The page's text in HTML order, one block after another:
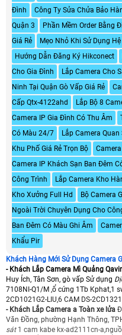
Đình
Công Ty Sửa Chửa Bảo
Quận 3
Phần Mềm Order Bằng
Giá Rẻ
Mẹo Nhỏ Khi Sử Dụng
Hướng Dẫn Đăng Ký Hikconect
Cho Gia Đình
Lắp Camera Cho
Ninh Tại Quận Gò Vấp Giá Rẻ
Cấp Qtx-4122ahd
Lắp Bộ 8
Camera IP Gia Đình Có Thu Âm
Có Màu 24/7
Lắp Camera
Khu Phố Giá Rẻ Trọn Bộ
Camera IP Khách Sạn Ban Đêm
Công Trình
Lắp Camera Kho
Kho Xưởng Full Hd
Bộ Camera
Ngoài Trời Chuyên Dụng Cho
Ban Đêm Có Màu Ghi Âm
Khẩu Pir
Khách Hàng Mới Sử Dụng Camera
- Khách Lắp Camera Mì Quảng
Huy Ích, Tân Sơn, gò vấp Sử dụng
7108NI-Q1/M ,ổ cứng 1Tb Kphat,1
2CD1021G2-LIU,6 CAM DS-
- Khách Lắp Camera a Toàn xe lửa
Văn Đồng, phường Hạnh Thông,
sát 1 cam kabe kx-ad2111cn-